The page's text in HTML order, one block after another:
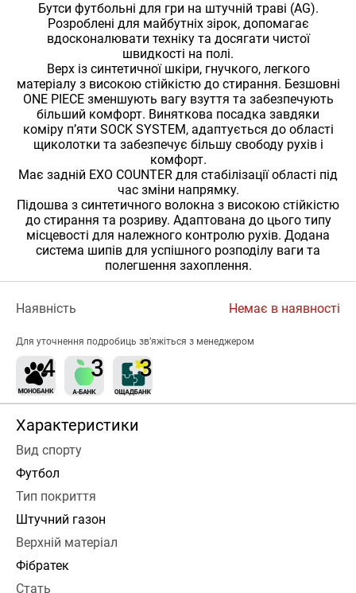
Бутси футбольні для гри на штучній траві (AG).
Розроблені для майбутніх зірок, допомагає
вдосконалювати техніку та досягати чистої
швидкості на полі.
Верх із синтетичної шкіри, гнучкого, легкого
матеріалу з високою стійкістю до стирання. Безшовні
ONE PIECE зменшують вагу взуття та забезпечують
більший комфорт. Виняткова посадка завдяки
коміру п’яти SOCK SYSTEM, адаптується до області
щиколотки та забезпечує більшу свободу рухів і
комфорт.
Має задній EXO COUNTER для стабілізації області під
час зміни напрямку.
Підошва з синтетичного волокна з високою стійкістю
до стирання та розриву. Адаптована до цього типу
місцевості для належного контролю рухів. Додана
система шипів для успішного розподілу ваги та
полегшення захоплення.
Наявність Немає в наявності
Для уточнення подробиць зв’яжіться з менеджером
Характеристики
Вид спорту
Футбол
Тип покриття
Штучний газон
Верхній матеріал
Фібратек
Стать